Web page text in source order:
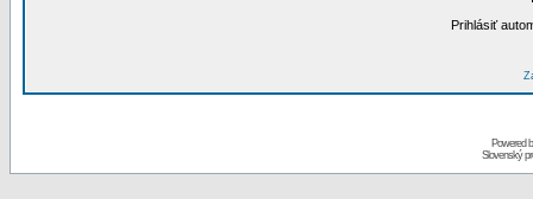
Prihlásiť
Powered
Slovenský